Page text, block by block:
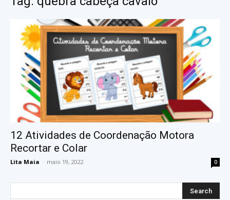
12 Atividades de Coordenação Motora
Recortar e Colar
Lita Maia - maio 19, 2022 0